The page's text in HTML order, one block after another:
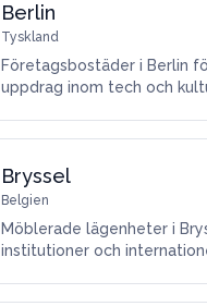
Berlin
Tyskland
Företagsbostäder i Berlin
uppdrag inom tech och
Bryssel
Belgien
Möblerade lägenheter i
institutioner och